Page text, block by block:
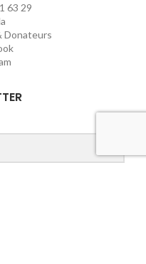
63 29
Donateurs